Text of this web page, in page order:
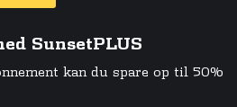
SunsetPLUS
kan du spare op til 50%